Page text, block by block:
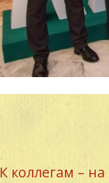
К коллегам –